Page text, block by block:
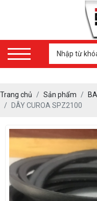
Trang chủ Sản phẩm
DÂY CUROA SPZ2100